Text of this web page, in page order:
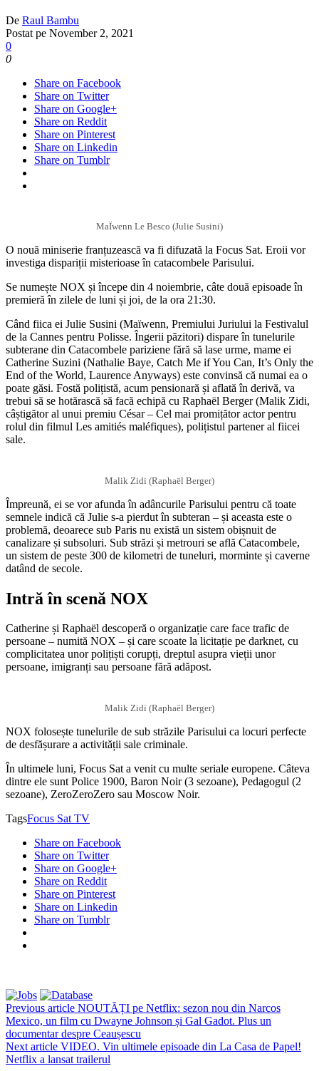
De Raul Bambu
Postat pe November 2, 2021
0
0
Share on Facebook
Share on Twitter
Share on Google+
Share on Reddit
Share on Pinterest
Share on Linkedin
Share on Tumblr
MaÏwenn Le Besco (Julie Susini)
O nouă miniserie franțuzească va fi difuzată la Focus Sat. Eroii vor
investiga dispariții misterioase în catacombele Parisului.
Se numește NOX și începe din 4 noiembrie, câte două episoade în
premieră în zilele de luni și joi, de la ora 21:30.
Când fiica ei Julie Susini (Maïwenn, Premiului Juriului la Festivalul
de la Cannes pentru Polisse. Îngerii păzitori) dispare în tunelurile
subterane din Catacombele pariziene fără să lase urme, mame ei
Catherine Suzini (Nathalie Baye, Catch Me if You Can, It’s Only the
End of the World, Laurence Anyways) este convinsă că numai ea o
poate găsi. Fostă polițistă, acum pensionară și aflată în derivă, va
trebui să se hotărască să facă echipă cu Raphaël Berger (Malik Zidi,
câștigător al unui premiu César – Cel mai promițător actor pentru
rolul din filmul Les amitiés maléfiques), polițistul partener al fiicei
sale.
Malik Zidi (Raphaël Berger)
Împreună, ei se vor afunda în adâncurile Parisului pentru că toate
semnele indică că Julie s-a pierdut în subteran – și aceasta este o
problemă, deoarece sub Paris nu există un sistem obișnuit de
canalizare și subsoluri. Sub străzi și metrouri se află Catacombele,
un sistem de peste 300 de kilometri de tuneluri, morminte și caverne
datând de secole.
Intră în scenă NOX
Catherine și Raphaël descoperă o organizație care face trafic de
persoane – numită NOX – și care scoate la licitație pe darknet, cu
complicitatea unor polițiști corupți, dreptul asupra vieții unor
persoane, imigranți sau persoane fără adăpost.
Malik Zidi (Raphaël Berger)
NOX folosește tunelurile de sub străzile Parisului ca locuri perfecte
de desfășurare a activității sale criminale.
În ultimele luni, Focus Sat a venit cu multe seriale europene. Câteva
dintre ele sunt Police 1900, Baron Noir (3 sezoane), Pedagogul (2
sezoane), ZeroZeroZero sau Moscow Noir.
TagsFocus Sat TV
Share on Facebook
Share on Twitter
Share on Google+
Share on Reddit
Share on Pinterest
Share on Linkedin
Share on Tumblr
Previous article NOUTĂȚI pe Netflix: sezon nou din Narcos
Mexico, un film cu Dwayne Johnson și Gal Gadot. Plus un
documentar despre Ceaușescu
Next article VIDEO. Vin ultimele episoade din La Casa de Papel!
Netflix a lansat trailerul